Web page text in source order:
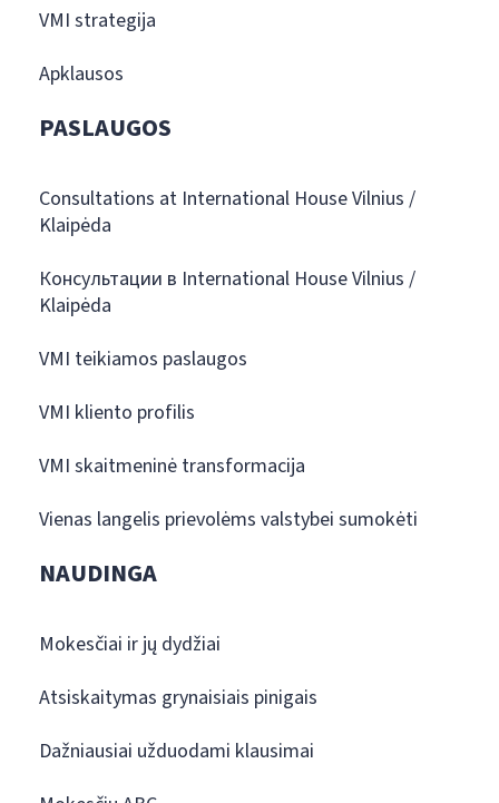
VMI strategija
Apklausos
PASLAUGOS
Consultations at International House Vilnius /
Klaipėda
Консультации в International House Vilnius /
Klaipėda
VMI teikiamos paslaugos
VMI kliento profilis
VMI skaitmeninė transformacija
Vienas langelis prievolėms valstybei sumokėti
NAUDINGA
Mokesčiai ir jų dydžiai
Atsiskaitymas grynaisiais pinigais
Dažniausiai užduodami klausimai